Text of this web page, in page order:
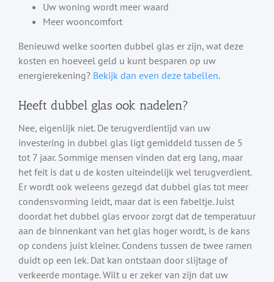
Uw woning wordt meer waard
Meer wooncomfort
Benieuwd welke soorten dubbel glas er zijn, wat deze
kosten en hoeveel geld u kunt besparen op uw
energierekening? Bekijk dan even deze tabellen.
Heeft dubbel glas ook nadelen?
Nee, eigenlijk niet. De terugverdientijd van uw
investering in dubbel glas ligt gemiddeld tussen de 5
tot 7 jaar. Sommige mensen vinden dat erg lang, maar
het feit is dat u de kosten uiteindelijk wel terugverdient.
Er wordt ook weleens gezegd dat dubbel glas tot meer
condensvorming leidt, maar dat is een fabeltje. Juist
doordat het dubbel glas ervoor zorgt dat de temperatuur
aan de binnenkant van het glas hoger wordt, is de kans
op condens juist kleiner. Condens tussen de twee ramen
duidt op een lek. Dat kan ontstaan door slijtage of
verkeerde montage. Wilt u er zeker van zijn dat uw